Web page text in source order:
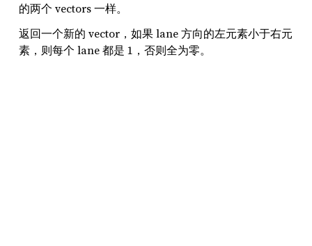
的两个 vectors 一样。
返回一个新的 vector，如果 lane 方向的左元素小于右元
素，则每个 lane 都是 1，否则全为零。